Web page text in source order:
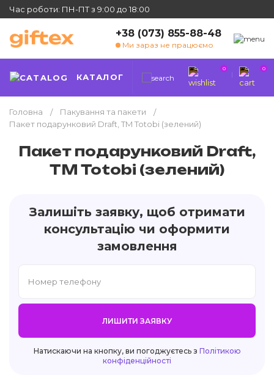
Час роботи: ПН-ПТ з 9:00 до 18:00
+38 (073) 855-88-48
Ми зараз не працюємо
КАТАЛОГ
0 0
Головна
Пакування та пакети
Пакет подарунковий Draft, TM Totobi (зелений)
Пакет подарунковий Draft,
TM Totobi (зелений)
Залишіть заявку, щоб отримати
консультацію чи оформити
замовлення
ЛИШИТИ ЗАЯВКУ
Натискаючи на кнопку, ви погоджуєтесь з Політикою
конфіденційності